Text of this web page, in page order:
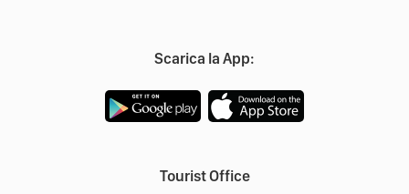
Scarica la App:
Tourist Office